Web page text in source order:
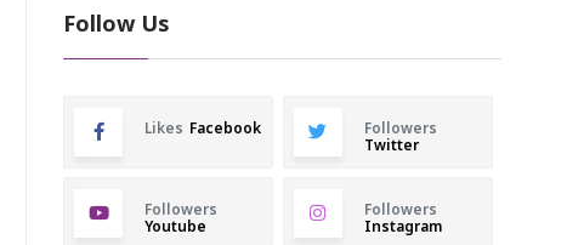
Follow Us
Likes Facebook
Followers
Twitter
Followers
Youtube
Followers
Instagram